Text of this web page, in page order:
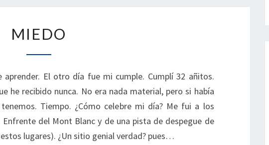
MIEDO
El otro día fue mi cumple. Cumplí 32 añitos.
he recibido nunca. No era nada material, pero si había
Tiempo. ¿Cómo celebre mi día? Me fui a los
del Mont Blanc y de una pista de despegue de
lugares). ¿Un sitio genial verdad? pues…